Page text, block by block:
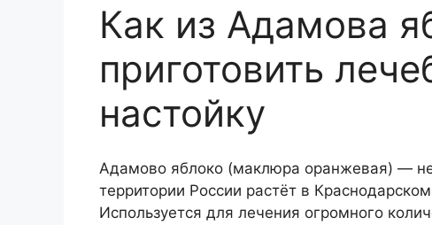
Как из Адамова
приготовить
настойку
Адамово яблоко (маклюра оранжевая) —
территории России растёт в
Используется для лечения огромного